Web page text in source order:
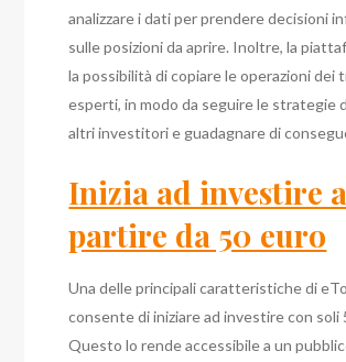
analizzare i dati per prendere decisioni
sulle posizioni da aprire. Inoltre, la
la possibilità di copiare le operazioni dei
esperti, in modo da seguire le strategie
altri investitori e guadagnare di
Inizia ad investire a
partire da 50 euro
Una delle principali caratteristiche di
consente di iniziare ad investire con soli
Questo lo rende accessibile a un